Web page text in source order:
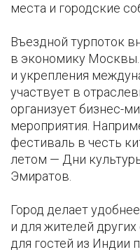
места и городские
Въездной турпоток
в экономику
и укрепления
участвует в
организует бизнес-
мероприятия.
фестиваль в честь
летом — Дни
Эмиратов.
Город делает
и для жителей
для гостей из Индии